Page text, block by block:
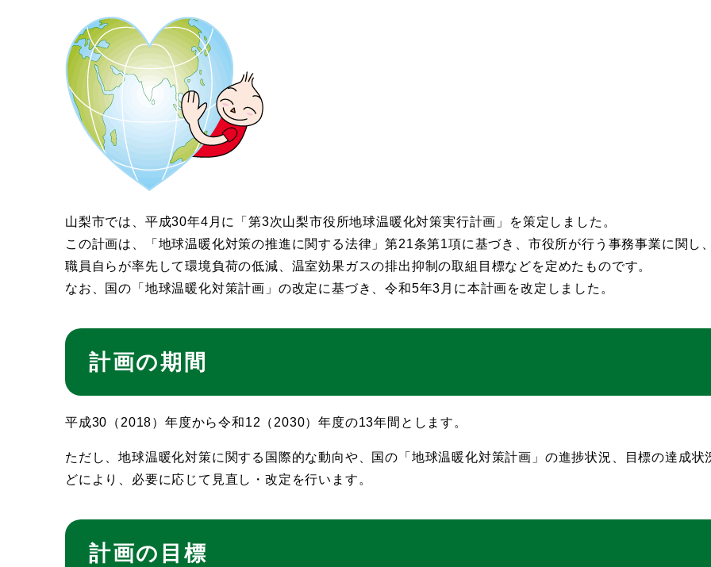
山梨市では、平成30年4月に「第3次山梨市役所地球温暖化対策実行計画」を策定しました。
この計画は、「地球温暖化対策の推進に関する法律」第21条第1項に基づき、市役所が行う事務事業に関し
職員自らが率先して環境負荷の低減、温室効果ガスの排出抑制の取組目標などを定めたものです。
なお、国の「地球温暖化対策計画」の改定に基づき、令和5年3月に本計画を改定しました。
計画の期間
平成30（2018）年度から令和12（2030）年度の13年間とします。
ただし、地球温暖化対策に関する国際的な動向や、国の「地球温暖化対策計画」の進捗状況、目標の達成状
どにより、必要に応じて見直し・改定を行います。
計画の目標